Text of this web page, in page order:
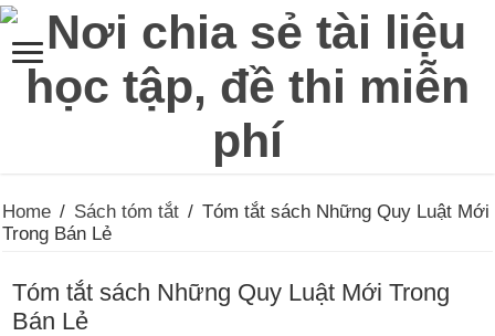
Home / Sách tóm tắt / Tóm tắt sách Những Quy Luật Mới
Trong Bán Lẻ
Tóm tắt sách Những Quy Luật Mới Trong
Bán Lẻ